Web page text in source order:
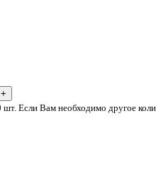
+
Если Вам необходимо другое